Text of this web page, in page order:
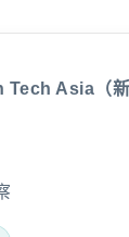
Tech Asia（